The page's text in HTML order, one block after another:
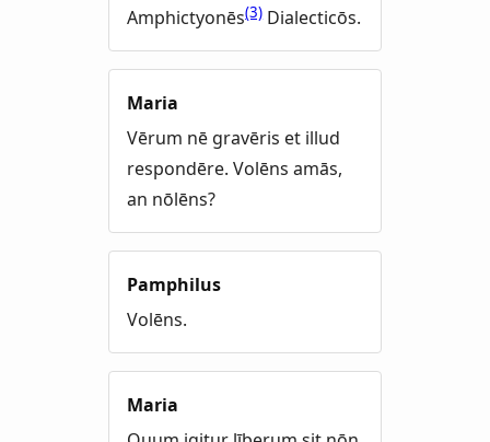
Amphictyonēs(3)Dialecticōs.
Maria
Vērum nē gravēris et illud
respondēre. Volēns amās,
an nōlēns?
Pamphilus
Volēns.
Maria